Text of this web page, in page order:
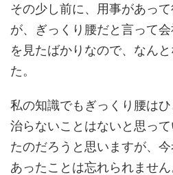
その少し前に、用事があっ
が、ぎっくり腰だと言って
を見たばかりなので、なん
た。
私の知識でもぎっくり腰はひ
治らないことはないと思っ
たのだろうと思いますが、
あったことは忘れられません